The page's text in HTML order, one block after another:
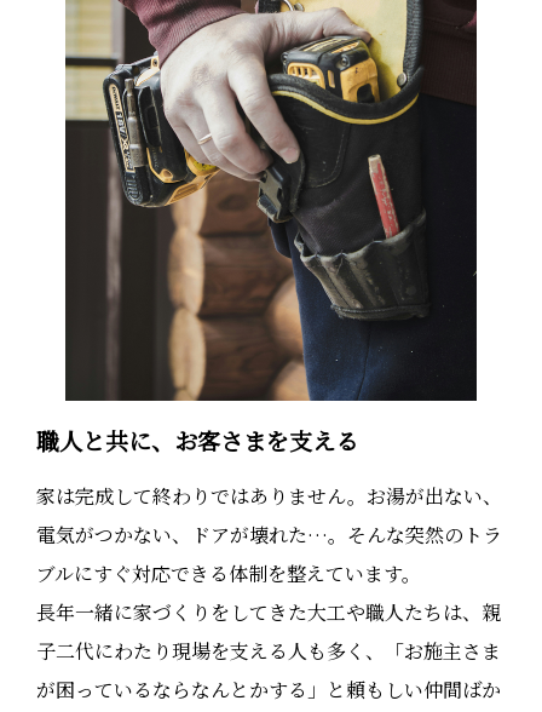
職人と共に、お客さまを支える
家は完成して終わりではありません。お湯が出ない、
電気がつかない、ドアが壊れた…。そんな突然のトラ
ブルにすぐ対応できる体制を整えています。
長年一緒に家づくりをしてきた大工や職人たちは、親
子二代にわたり現場を支える人も多く、「お施主さま
が困っているならなんとかする」と頼もしい仲間ばか